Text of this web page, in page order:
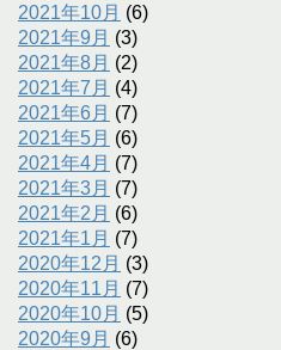
2021年10月 (6)
2021年9月 (3)
2021年8月 (2)
2021年7月 (4)
2021年6月 (7)
2021年5月 (6)
2021年4月 (7)
2021年3月 (7)
2021年2月 (6)
2021年1月 (7)
2020年12月 (3)
2020年11月 (7)
2020年10月 (5)
2020年9月 (6)